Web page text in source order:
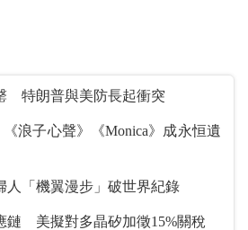
特朗普與美防長起衝突
人「機翼漫步」破世界紀錄
鏈 美擬對多晶矽加徵15%關稅